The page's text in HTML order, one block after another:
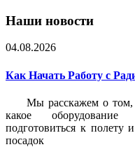
Наши новости
04.08.2026
Как Начать Работу с
Мы расскажем о том,
какое оборудование
подготовиться к полету
посадок